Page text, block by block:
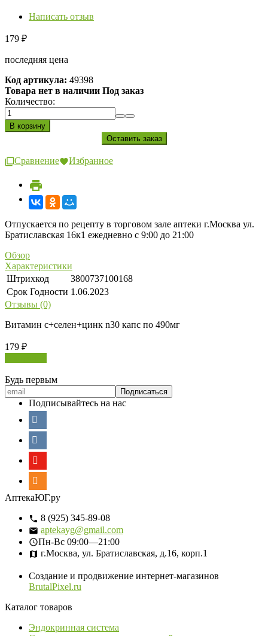
Написать отзыв
179 ₽
последняя цена
Код артикула: 49398
Товара нет в наличии Под заказ
Количество:
Сравнение Избранное
Отпускается по рецепту в торговом зале аптеки г.Москва ул.
Братиславская 16к1 ежедневно с 9:00 до 21:00
Обзор
Характеристики
Штрихкод
3800737100168
Срок Годности 1.06.2023
Отзывы (0)
Витамин с+селен+цинк n30 капс по 490мг
179 ₽
Будь первым
Подписывайтесь на нас
АптекаЮГ.ру
8 (925) 345-89-08
aptekayg@gmail.com
Пн-Вс 09:00—21:00
г.Москва, ул. Братиславская, д.16, корп.1
Создание и продвижение интернет-магазинов
BrutalPixel.ru
Каталог товаров
Эндокринная система